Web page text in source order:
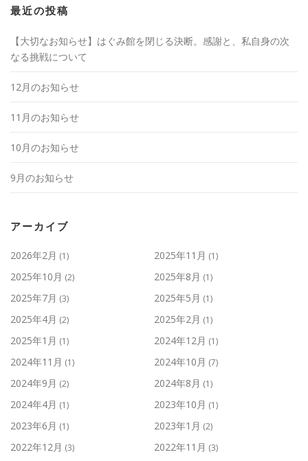
最近の投稿
【大切なお知らせ】はぐみ館を閉じる決断。感謝と、私自身の次
なる挑戦について
12月のお知らせ
11月のお知らせ
10月のお知らせ
9月のお知らせ
アーカイブ
2026年2月 (1) 2025年11月 (1)
2025年10月 (2) 2025年8月 (1)
2025年7月 (3) 2025年5月 (1)
2025年4月 (2) 2025年2月 (1)
2025年1月 (1) 2024年12月 (1)
2024年11月 (1) 2024年10月 (7)
2024年9月 (2) 2024年8月 (1)
2024年4月 (1) 2023年10月 (1)
2023年6月 (1) 2023年1月 (2)
2022年12月 (3) 2022年11月 (3)